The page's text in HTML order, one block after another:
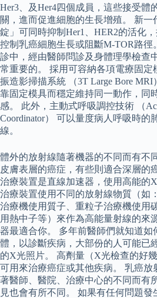
Her3、及Her4四個成員，這些接受體
關，進而促進細胞的生長增殖。 新一
錠」可同時抑制Her1、HER2的活化
控制乳癌細胞生長或阻斷M-TOR路徑
診中，經由醫師問診及身體理學檢查
常重要的。 採用可容納各項電療固定
振造影掃描系統 （3T Large Bore
靠固定模具而穩定維持同一動作，同
感。 此外，主動式呼吸調控技術 （
Coordinator） 可以量度病人呼吸時的
線。
體外的放射線隨著機器的不同而有不
皮膚表層的癌症，有些則適合深層的
治療裝置是直線加速器，使用高能的
治療裝置使用不同的放射線物質（如
治療機使用質子、重粒子治療機使用
用熱中子等）來作為高能量射線的來
器最適合你。 多年前醫師們就知道如
體，以診斷疾病，大部份的人可能已
的X光照片。 高劑量（X光檢查的好
可用來治療癌症或其他疾病。 乳癌放
著醫師、醫院、治療中心的不同而有
見也會有所不同。 如果有任何問題